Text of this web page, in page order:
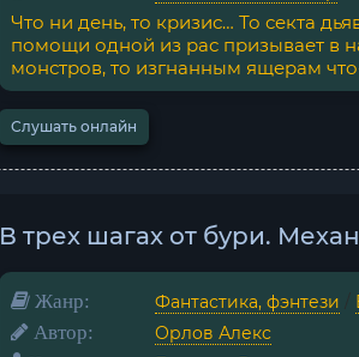
Что ни день, то кризис… То секта
помощи одной из рас призывает в
монстров, то изгнанным ящерам
Слушать онлайн
В трех шагах от бури.
Жанр: Фантастика, фэнтези
Автор: Орлов Алекс